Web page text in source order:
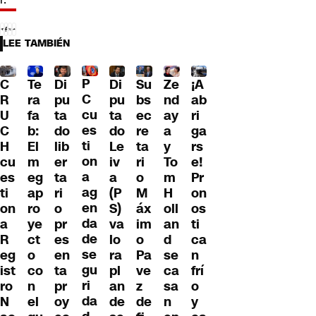
LEE TAMBIÉN
C
R
U
C
H
cu
es
ti
on
a
R
eg
ist
ro
N
Te
ra
fa
b:
El
m
eg
ap
ro
ye
ct
o
co
n
el
Di
pu
ta
do
lib
er
ta
ri
o
pr
es
en
ta
pr
oy
P
C
cu
es
ti
on
a
ag
en
da
de
se
gu
ri
da
Di
pu
ta
do
Le
iv
a
(P
S)
va
lo
ra
pl
an
de
Su
bs
ec
re
ta
ri
o
M
áx
im
o
Pa
ve
z
de
Ze
nd
ay
a
y
To
m
H
oll
an
d
se
ca
sa
n
¡A
ab
ri
ga
rs
e!
Pr
on
os
ti
ca
n
frí
o
y